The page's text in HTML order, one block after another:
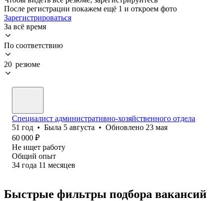
После регистрации покажем ещё 1 и откроем фото
Зарегистрироваться
За всё время
По соответствию
20 резюме
Специалист административно-хозяйственного отдела
51 год • Была 5 августа • Обновлено 23 мая
60 000 ₽
Не ищет работу
Общий опыт
34 года 11 месяцев
Быстрые фильтры подбора вакансий